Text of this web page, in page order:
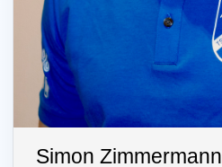
Simon Zimmermann